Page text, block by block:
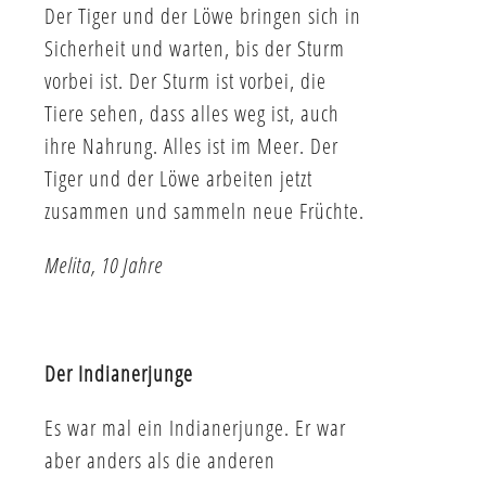
Der Tiger und der Löwe bringen sich in
Sicherheit und warten, bis der Sturm
vorbei ist. Der Sturm ist vorbei, die
Tiere sehen, dass alles weg ist, auch
ihre Nahrung. Alles ist im Meer. Der
Tiger und der Löwe arbeiten jetzt
zusammen und sammeln neue Früchte.
Melita, 10 Jahre
Der Indianerjunge
Es war mal ein Indianerjunge. Er war
aber anders als die anderen